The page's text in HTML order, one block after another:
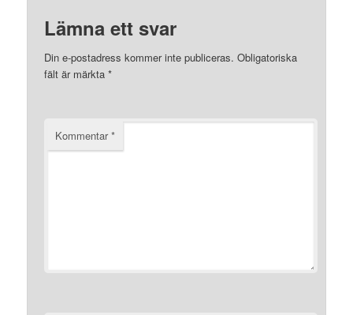
Lämna ett svar
Din e-postadress kommer inte publiceras. Obligatoriska
fält är märkta*
Kommentar*